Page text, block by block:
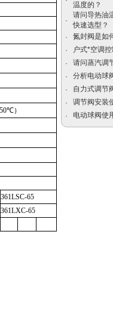
）
361LSC-65
361LXC-65
电动
温度的？
·
请问导热油
快速选型？
·
氮封阀是如
·
户式*空调
·
请问蒸汽调
·
分析电动球
·
自力式调节
·
调节阀安装
·
电动球阀使